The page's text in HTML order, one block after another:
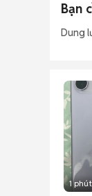
Bạn
Dung
1